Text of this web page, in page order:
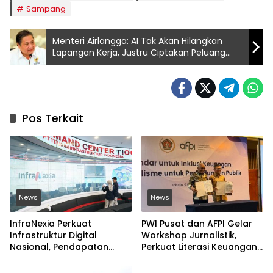
Sampang
Menteri Airlangga: AI Tak Akan Hilangkan
Lapangan Kerja, Justru Ciptakan Peluang
Baru
Pos Terkait
News
InfraNexia Perkuat
Infrastruktur Digital
Nasional, Pendapatan
News
PWI Pusat dan AFPI Gelar
Workshop Jurnalistik,
Perkuat Literasi Keuangan